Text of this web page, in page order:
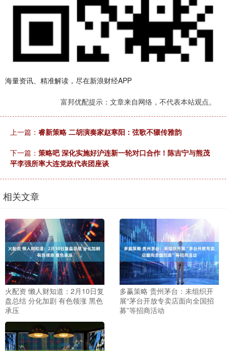
海量资讯、精准解读，尽在新浪财经APP
富邦优配提示：文章来自网络，不代表本站观点。
上一篇： 睿新策略 二胡演奏家赵寒阳：弦歌不辍传雅韵
下一篇： 策略吧 深化实施好沪连新一轮对口合作！陈吉宁与熊茂
平李强所率大连党政代表团座谈
相关文章
火配资 懒人财知道：2月10日复
盘总结 分化加剧 有色领涨 黑色
承压
多赢策略 贵州茅台：未组织开
展“茅台开放专卖店面向全国招
募”等招商活动